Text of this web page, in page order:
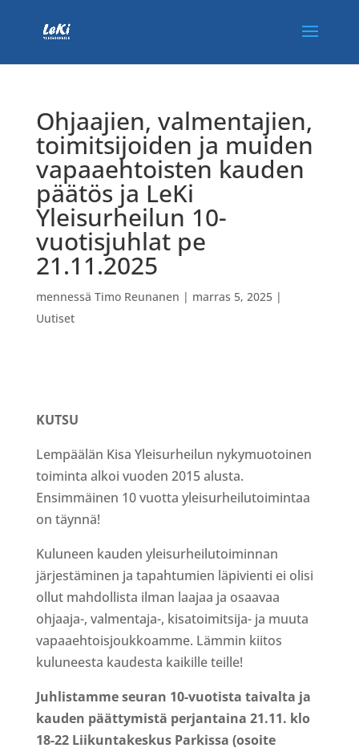
Ohjaajien, valmentajien,
toimitsijoiden ja muiden
vapaaehtoisten kauden
päätös ja LeKi
Yleisurheilun 10-
vuotisjuhlat pe
21.11.2025
mennessä Timo Reunanen | marras 5, 2025|
Uutiset
KUTSU
Lempäälän Kisa Yleisurheilun nykymuotoinen
toiminta alkoi vuoden 2015 alusta.
Ensimmäinen 10 vuotta yleisurheilutoimintaa
on täynnä!
Kuluneen kauden yleisurheilutoiminnan
järjestäminen ja tapahtumien läpivienti ei olisi
ollut mahdollista ilman laajaa ja osaavaa
ohjaaja-, valmentaja-, kisatoimitsija- ja muuta
vapaaehtoisjoukkoamme. Lämmin kiitos
kuluneesta kaudesta kaikille teille!
Juhlistamme seuran 10-vuotista taivalta ja
kauden päättymistä perjantaina 21.11. klo
18-22 Liikuntakeskus Parkissa (osoite